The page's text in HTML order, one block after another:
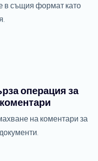
в същия формат като
операция за
на коментари за